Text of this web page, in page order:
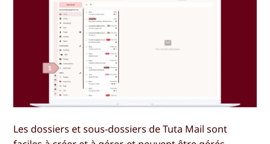
Les dossiers et sous-dossiers de Tuta Mail sont